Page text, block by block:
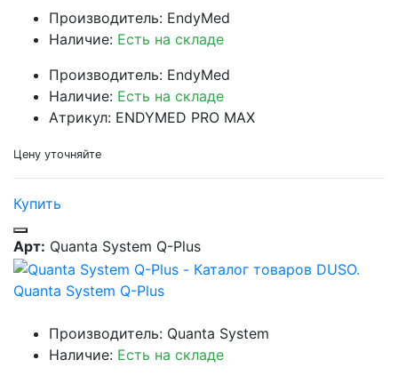
Производитель: EndyMed
Наличие: Есть на складе
Производитель: EndyMed
Наличие: Есть на складе
Атрикул: ENDYMED PRO MAX
Цену уточняйте
Купить
Арт: Quanta System Q-Plus
Quanta System Q-Plus
Производитель: Quanta System
Наличие: Есть на складе